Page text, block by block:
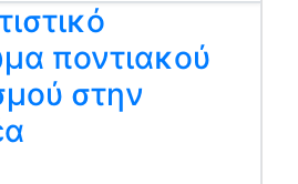
ποντιακού
στην